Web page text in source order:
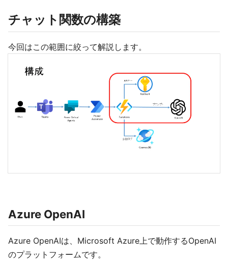
チャット関数の構築
今回はこの範囲に絞って解説します。
Azure OpenAI
Azure OpenAIは、Microsoft Azure上で動作するOpenAI
のプラットフォームです。